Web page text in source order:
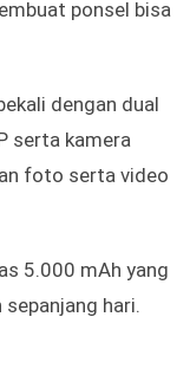
ponsel bisa
dengan dual
serta kamera
foto serta video
5.000 mAh yang
hari.